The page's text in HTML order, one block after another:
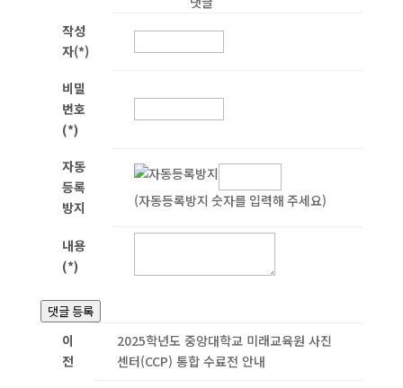
작성
자(*)
비밀
번호
(*)
자동
등록
방지
(자동등록방지 숫자를 입력해 주세요)
내용
(*)
댓글 등록
이
전
2025학년도 중앙대학교 미래교육원 사진
센터(CCP) 통합 수료전 안내